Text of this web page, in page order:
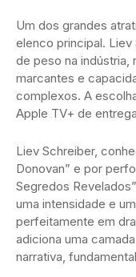
Um dos grandes
elenco principal.
de peso na
marcantes e
complexos. A
Apple TV+ de
Liev Schreiber,
Donovan” e por
Segredos
uma intensidade e
perfeitamente em
adiciona uma
narrativa,